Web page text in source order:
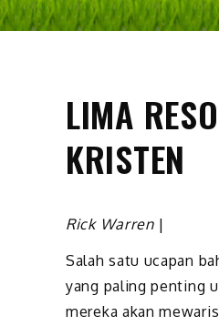
LIMA
KRISTEN
Rick Warren |
Salah satu ucapan
yang paling penting
mereka akan